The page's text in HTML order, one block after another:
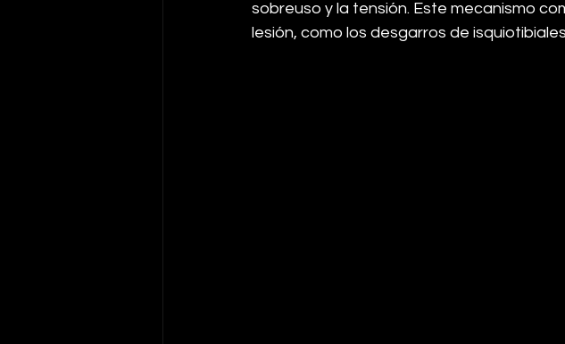
sobreuso y la tensión. Este mecanismo
lesión, como los desgarros de